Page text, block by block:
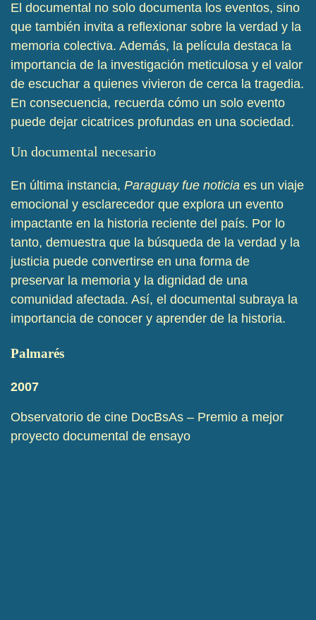
El documental no solo documenta los eventos, sino
que también invita a reflexionar sobre la verdad y la
memoria colectiva. Además, la película destaca la
importancia de la investigación meticulosa y el valor
de escuchar a quienes vivieron de cerca la tragedia.
En consecuencia, recuerda cómo un solo evento
puede dejar cicatrices profundas en una sociedad.
Un documental necesario
En última instancia, Paraguay fue noticia es un viaje
emocional y esclarecedor que explora un evento
impactante en la historia reciente del país. Por lo
tanto, demuestra que la búsqueda de la verdad y la
justicia puede convertirse en una forma de
preservar la memoria y la dignidad de una
comunidad afectada. Así, el documental subraya la
importancia de conocer y aprender de la historia.
Palmarés
2007
Observatorio de cine DocBsAs – Premio a mejor
proyecto documental de ensayo